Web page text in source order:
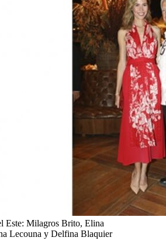
Este: Milagros Brito, Elina
Lecouna y Delfina Blaquier